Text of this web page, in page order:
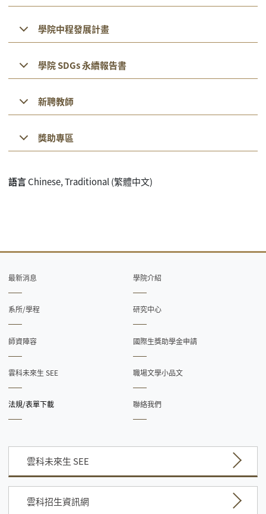
學院中程發展計畫
學院 SDGs 永續報告書
新聘教師
獎助專區
語言Chinese, Traditional (繁體中文)
最新消息 學院介紹
系所/學程 研究中心
師資陣容 國際生獎助學金申請
雲科未來生 SEE 職場文學小品文
法規/表單下載 聯絡我們
雲科未來生 SEE
雲科招生資訊網